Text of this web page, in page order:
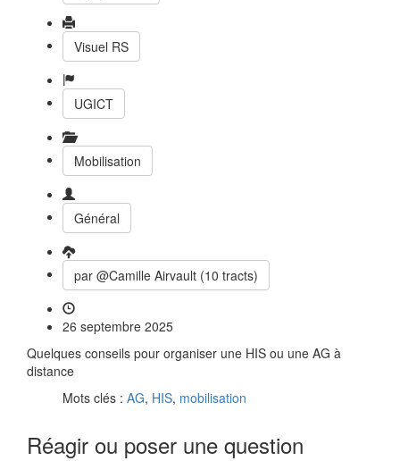
Visuel RS
UGICT
Mobilisation
Général
par @Camille Airvault (10 tracts)
26 septembre 2025
Quelques conseils pour organiser une HIS ou une AG à
distance
Mots clés : AG, HIS, mobilisation
Réagir ou poser une question